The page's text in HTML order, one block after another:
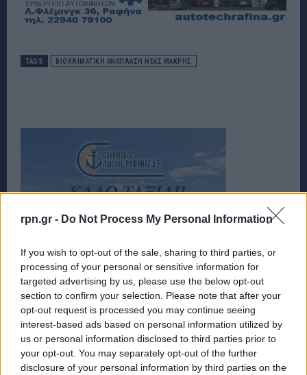
rpn.gr - Do Not Process My Personal Information
If you wish to opt-out of the sale, sharing to third parties, or
processing of your personal or sensitive information for
targeted advertising by us, please use the below opt-out
section to confirm your selection. Please note that after your
opt-out request is processed you may continue seeing
interest-based ads based on personal information utilized by
us or personal information disclosed to third parties prior to
your opt-out. You may separately opt-out of the further
disclosure of your personal information by third parties on the
TAGS ΒΙΟΚΛΙΜΑΤΙΚΉ ΑΝΆΠΛΑΣΗ ΝΈΑΣ ΜΆΚΡΗΣ